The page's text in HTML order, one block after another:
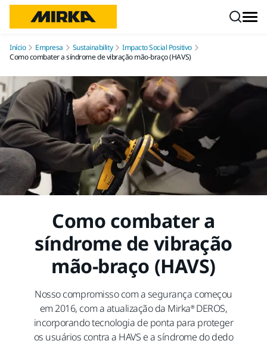
Início Empresa Sustainability
Impacto Social Positivo
Como combater a síndrome de vibração mão-braço (HAVS)
Como combater a
síndrome de vibração
mão-braço (HAVS)
Nosso compromisso com a segurança começou
em 2016, com a atualização da Mirka® DEROS,
incorporando tecnologia de ponta para proteger
os usuários contra a HAVS e a síndrome do dedo